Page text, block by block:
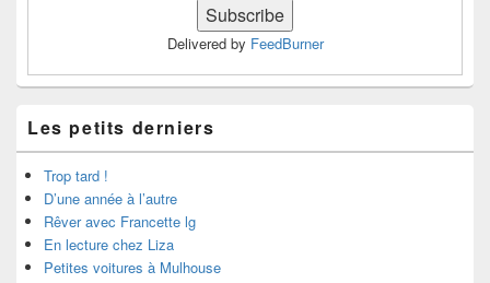
Delivered by FeedBurner
Les petits derniers
Trop tard !
D’une année à l’autre
Rêver avec Francette lg
En lecture chez Liza
Petites voitures à Mulhouse